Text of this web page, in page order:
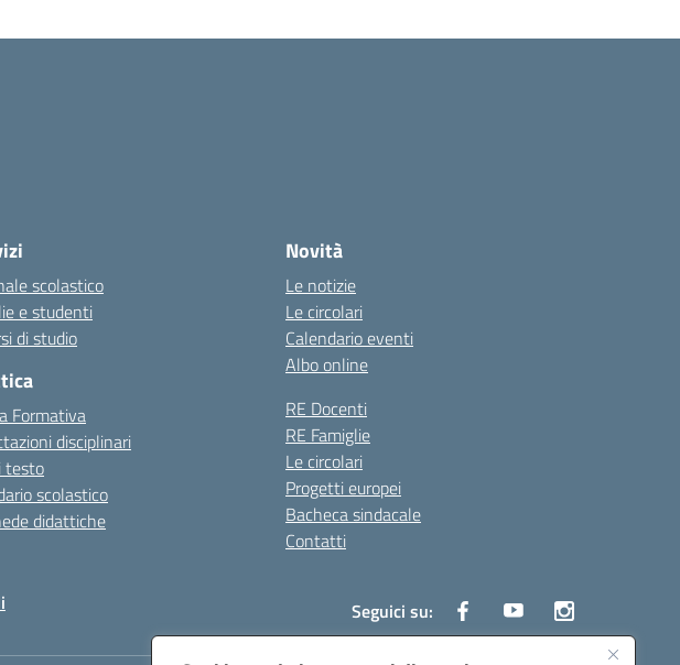
scolastico
e studenti
di studio
Formativa
disciplinari
testo
scolastico
didattiche
Novità
Le notizie
Le circolari
Calendario eventi
Albo online
RE Docenti
RE Famiglie
Le circolari
Progetti europei
Bacheca sindacale
Contatti
Seguici su: